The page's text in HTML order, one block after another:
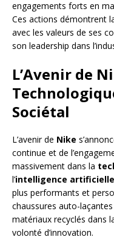
engagements forts en
Ces actions démontrent
avec les valeurs de ses
son leadership dans
L’Avenir de
Sociétal
L’avenir de Nike
continue et de
massivement dans la
l’intelligence artificielle
plus performants et
chaussures auto-laçantes
matériaux recyclés dans
volonté d’innovation.